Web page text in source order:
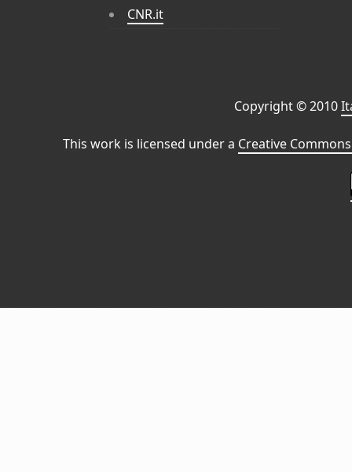
CNR.it
Copyright © 2010
This work is licensed under a Creative